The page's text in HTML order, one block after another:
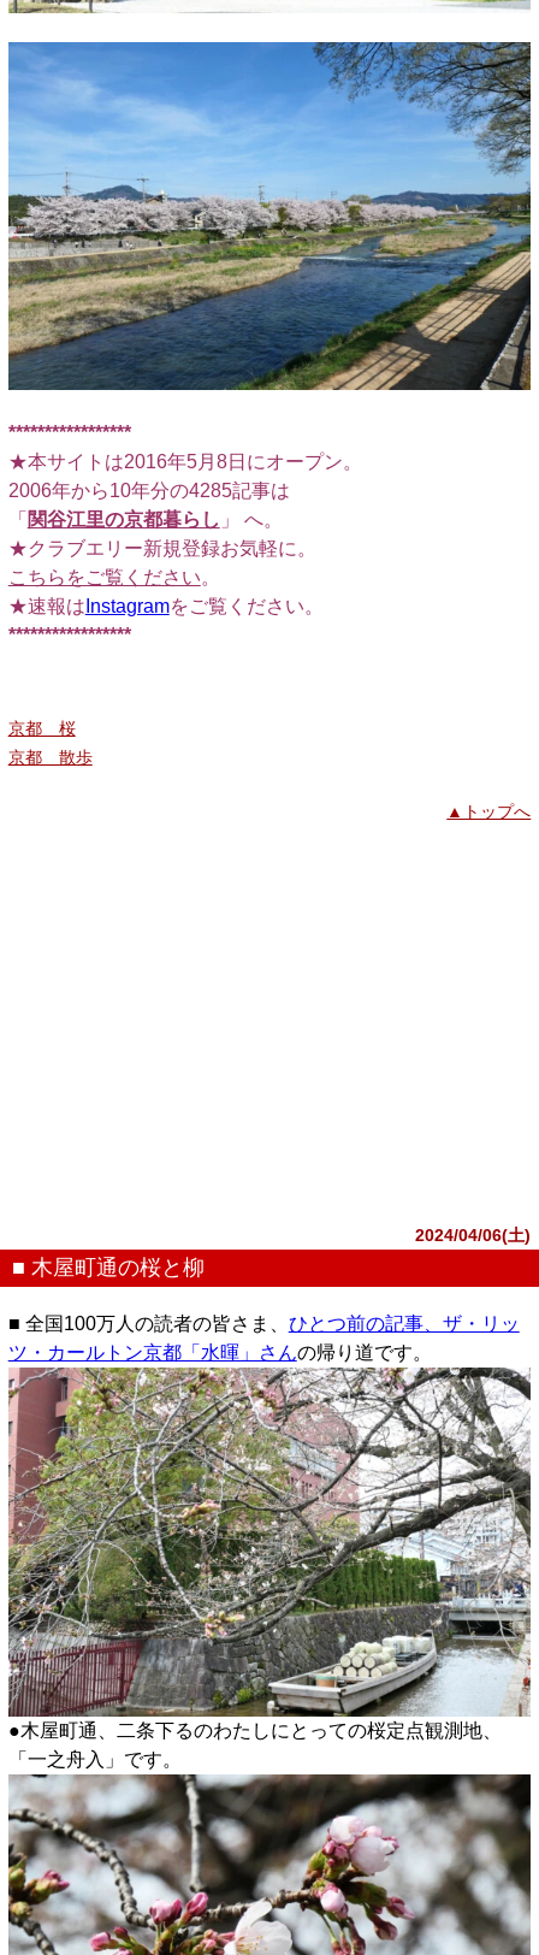
*****************
★本サイトは2016年5月8日にオープン。
2006年から10年分の4285記事は
「 関谷江里の京都暮らし 」 へ。
★クラブエリー新規登録お気軽に。
こちらをご覧ください。
★速報は Instagramをご覧ください。
*****************
京都 桜
京都 散歩
▲トップへ
2024/04/06(土)
■ 木屋町通の桜と柳
■ 全国100万人の読者の皆さま、 ひとつ前の記事、ザ・リッ
ツ・カールトン京都「水暉」さんの帰り道です。
●木屋町通、二条下るのわたしにとっての桜定点観測地、
「一之舟入」です。